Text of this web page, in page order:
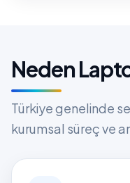
Neden
Türkiye genelinde
kurumsal süreç ve